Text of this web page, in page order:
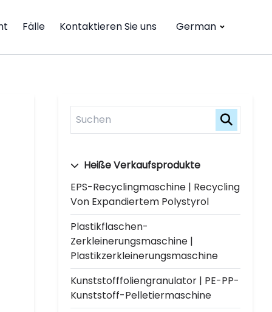
Fälle Kontaktieren Sie uns German
Heiße Verkaufsprodukte
EPS-Recyclingmaschine | Recycling
Von Expandiertem Polystyrol
Plastikflaschen-
Zerkleinerungsmaschine |
Plastikzerkleinerungsmaschine
Kunststofffoliengranulator | PE-PP-
Kunststoff-Pelletiermaschine